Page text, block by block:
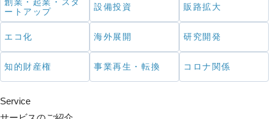
ートアップ
設備投資 販路拡大
エコ化 海外展開 研究開発
知的財産権 事業再生・転換 コロナ関係
Service